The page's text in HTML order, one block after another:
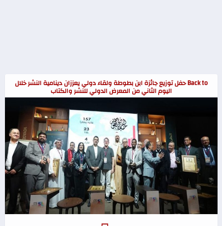
Back to حفل توزيع جائزة ابن بطوطة ولقاء دولي يعززان دينامية النشر خلال
اليوم الثاني من المعرض الدولي للنشر والكتاب